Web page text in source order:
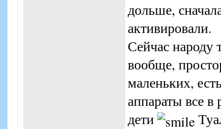
дольше,
активировали.
Сейчас
вообще,
маленьких,
аппараты все
дети